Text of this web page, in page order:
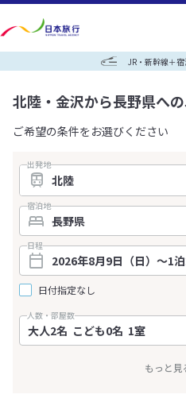
JR・新幹線＋
北陸・金沢から長野県へ
ご希望の条件をお選びください
出発地
宿泊地
日程
日付指定なし
人数・部屋数
もっと見